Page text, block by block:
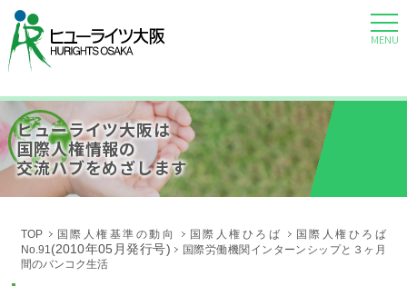
MENU
ヒューライツ大阪は
国際人権情報の
交流ハブをめざします
TOP 国際人権基準の動向 国際人権ひろば
国際人権ひろば
No.91(2010年05月発行号)
国際労働機関インターンシップと３ヶ月
間のバンコク生活